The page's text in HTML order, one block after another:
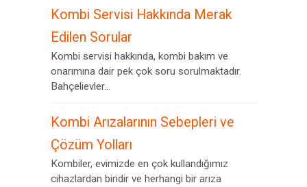
Kombi Servisi Hakkında Merak
Edilen Sorular
Kombi servisi hakkında, kombi bakım ve
onarımına dair pek çok soru sorulmaktadır.
Bahçelievler...
Kombi Arızalarının Sebepleri ve
Çözüm Yolları
Kombiler, evimizde en çok kullandığımız
cihazlardan biridir ve herhangi bir arıza